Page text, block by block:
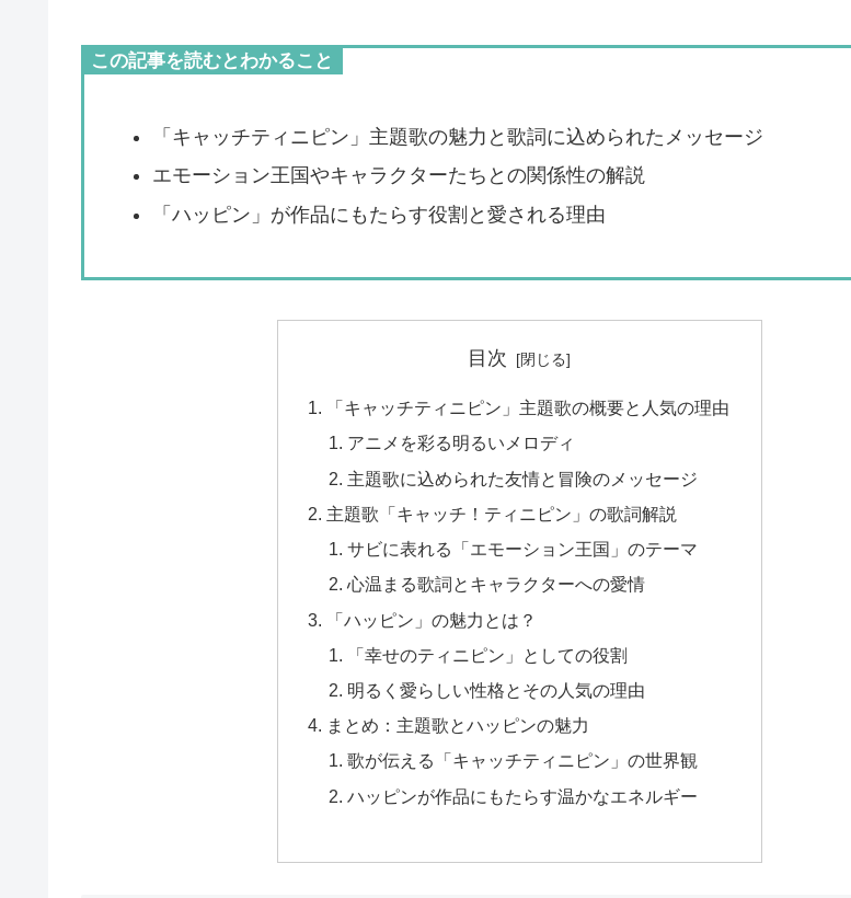
この記事を読むとわかること
「キャッチティニピン」主題歌の魅力と歌詞に込められたメッセージ
エモーション王国やキャラクターたちとの関係性の解説
「ハッピン」が作品にもたらす役割と愛される理由
目次
「キャッチティニピン」主題歌の概要と人気の理由
アニメを彩る明るいメロディ
主題歌に込められた友情と冒険のメッセージ
主題歌「キャッチ！ティニピン」の歌詞解説
サビに表れる「エモーション王国」のテーマ
心温まる歌詞とキャラクターへの愛情
「ハッピン」の魅力とは？
「幸せのティニピン」としての役割
明るく愛らしい性格とその人気の理由
まとめ：主題歌とハッピンの魅力
歌が伝える「キャッチティニピン」の世界観
ハッピンが作品にもたらす温かなエネルギー